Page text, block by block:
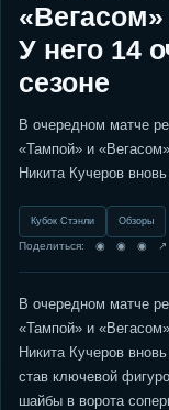
У него 14
сезоне
В очередном матче
«Тампой» и
Никита Кучеров
Кубок Стэнли Обзоры
Поделиться: ◉ ◉ ◉ ↗
В очередном матче
«Тампой» и
Никита Кучеров
став ключевой
шайбы в ворота